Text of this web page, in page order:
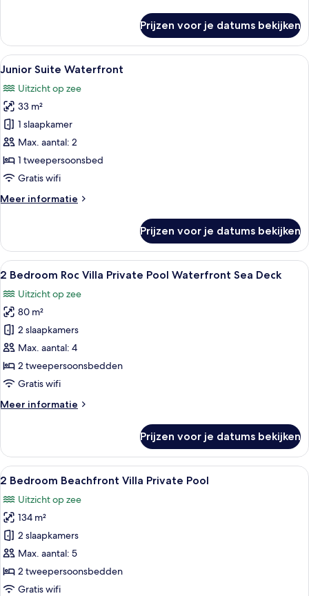
Family
Suite
Prijzen voor je datums bekijken
Alle
foto's
voor
Junior
Suite
Waterfront
laden
Een moderne hotelkamer met een
3
Junior Suite Waterfront
Uitzicht op zee
33 m²
1 slaapkamer
Max. aantal: 2
1 tweepersoonsbed
Gratis wifi
Meer informatie
Meer
Suite
Waterfront
Prijzen voor je datums bekijken
Alle
foto's
voor
2
Bedroom
Roc
Villa
Private
Waterfront
laden
Een kusthotel met meerdere
11
2 Bedroom Roc Villa Private Pool Waterfront Sea Deck
Uitzicht op zee
80 m²
2 slaapkamers
Max. aantal: 4
2 tweepersoonsbedden
Gratis wifi
Meer informatie
Meer
Bedroom
Roc
Villa
Pool
Waterfront
Sea
Deck
Prijzen voor je datums bekijken
Alle
foto's
voor
2
Bedroom
Beachfront
Villa
Private
Een hotelkamer met een bed,
10
2 Bedroom Beachfront Villa Private Pool
Uitzicht op zee
134 m²
2 slaapkamers
Max. aantal: 5
2 tweepersoonsbedden
Gratis wifi